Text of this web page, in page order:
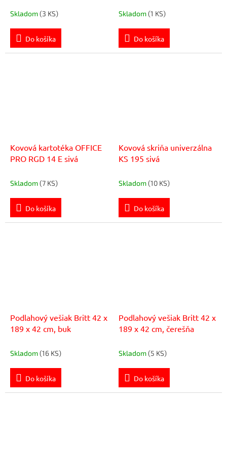
Skladom(3 KS)
Do košíka
Skladom(1 KS)
Do košíka
Kovová kartotéka OFFICE
PRO RGD 14 E sivá
Skladom(7 KS)
Do košíka
Kovová skriňa univerzálna
KS 195 sivá
Skladom(10 KS)
Do košíka
Podlahový vešiak Britt 42 x
189 x 42 cm, buk
Skladom(16 KS)
Do košíka
Podlahový vešiak Britt 42 x
189 x 42 cm, čerešňa
Skladom(5 KS)
Do košíka